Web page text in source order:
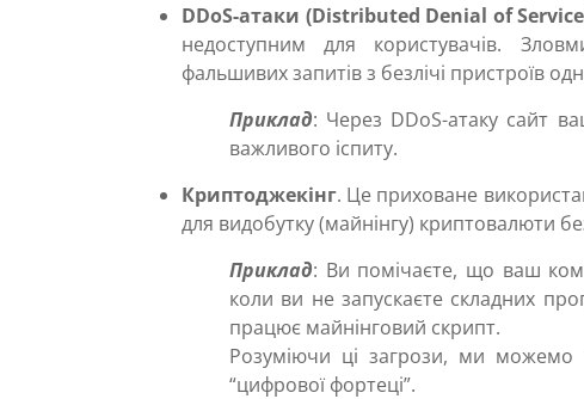
DDoS-атаки (Distributed Denial of
недоступним для користувачів.
фальшивих запитів з безлічі пристроїв
Приклад: Через DDoS-атаку сайт
важливого іспиту.
Криптоджекінг. Це приховане
для видобутку (майнінгу) криптовалюти
Приклад: Ви помічаєте, що ваш
коли ви не запускаєте складних
працює майнінговий скрипт.
Розуміючи ці загрози, ми можемо
“цифрової фортеці”.